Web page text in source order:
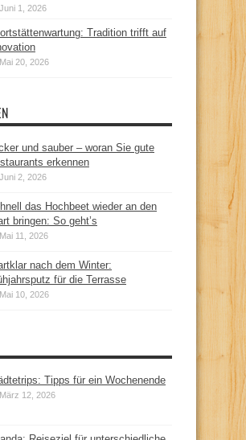
Juni 1, 2026
Tradition trifft auf
Mai 20, 2026
und sauber – woran Sie gute
erkennen
Juni 2, 2026
das Hochbeet wieder an den
bringen: So geht’s
Mai 11, 2026
nach dem Winter:
für die Terrasse
Mai 10, 2026
Tipps für ein Wochenende
März 12, 2026